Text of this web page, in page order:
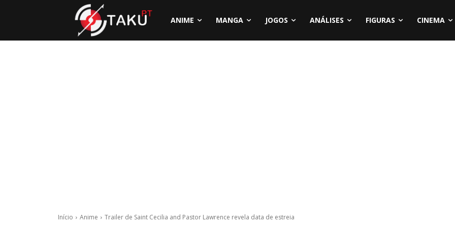
ANIME MANGA JOGOS ANÁLISES FIGURAS CINEMA
Início Anime Trailer de Saint Cecilia and Pastor Lawrence revela data de estreia